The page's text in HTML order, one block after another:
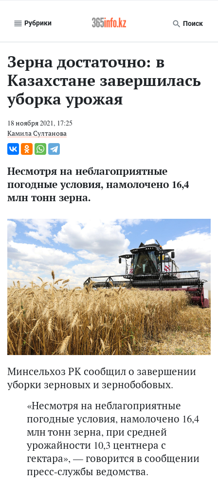
Рубрики Поиск
Зерна достаточно: в
Казахстане завершилась
уборка урожая
18 ноября 2021, 17:25
Камила Султанова
Несмотря на неблагоприятные
погодные условия, намолочено 16,4
млн тонн зерна.
Минсельхоз РК сообщил о завершении
уборки зерновых и зернобобовых.
«Несмотря на неблагоприятные
погодные условия, намолочено 16,4
млн тонн зерна, при средней
урожайности 10,3 центнера с
гектара», — говорится в сообщении
пресс-службы ведомства.